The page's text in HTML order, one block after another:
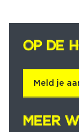
OP DE
OP DE
Meld je
MEER
MEER